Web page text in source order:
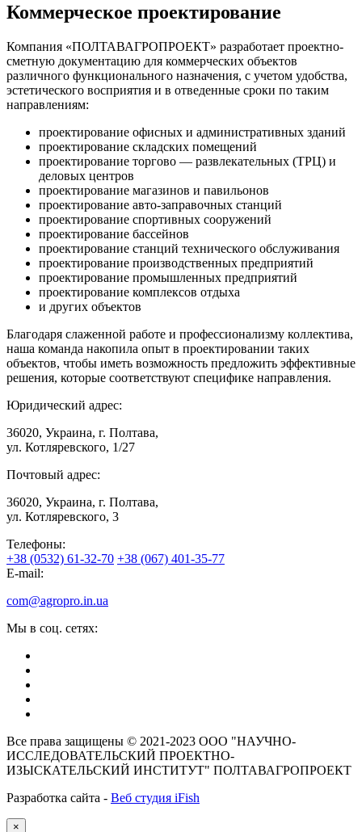
Коммерческое проектирование
Компания «ПОЛТАВАГРОПРОЕКТ» разработает проектно-
сметную документацию для коммерческих объектов
различного функционального назначения, с учетом удобства,
эстетического восприятия и в отведенные сроки по таким
направлениям:
проектирование офисных и административных зданий
проектирование складских помещений
проектирование торгово — развлекательных (ТРЦ) и
деловых центров
проектирование магазинов и павильонов
проектирование авто-заправочных станций
проектирование спортивных сооружений
проектирование бассейнов
проектирование станций технического обслуживания
проектирование производственных предприятий
проектирование промышленных предприятий
проектирование комплексов отдыха
и других объектов
Благодаря слаженной работе и профессионализму коллектива,
наша команда накопила опыт в проектировании таких
объектов, чтобы иметь возможность предложить эффективные
решения, которые соответствуют специфике направления.
Юридический адрес:
36020, Украина, г. Полтава,
ул. Котляревского, 1/27
Почтовый адрес:
36020, Украина, г. Полтава,
ул. Котляревского, 3
Телефоны:
+38 (0532) 61-32-70 +38 (067) 401-35-77
E-mail:
com@agropro.in.ua
Мы в соц. сетях:
Все права защищены © 2021-2023 ООО "НАУЧНО-
ИССЛЕДОВАТЕЛЬСКИЙ ПРОЕКТНО-
ИЗЫСКАТЕЛЬСКИЙ ИНСТИТУТ" ПОЛТАВАГРОПРОЕКТ
Разработка сайта - Веб студия iFish
×